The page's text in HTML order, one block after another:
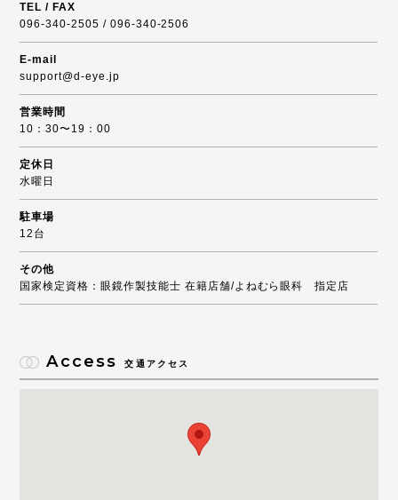
TEL / FAX
096-340-2505 / 096-340-2506
E-mail
support@d-eye.jp
営業時間
10：30〜19：00
定休日
水曜日
駐車場
12台
その他
国家検定資格：眼鏡作製技能士 在籍店舗/よねむら眼科 指定店
Access 交通アクセス